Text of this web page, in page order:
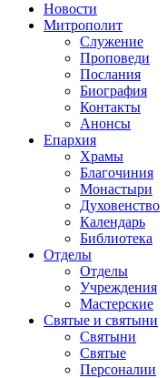
Новости
Митрополит
Служение
Проповеди
Послания
Биография
Контакты
Анонсы
Епархия
Храмы
Благочиния
Монастыри
Духовенство
Календарь
Библиотека
Отделы
Отделы
Учреждения
Мастерские
Святые и святыни
Cвятыни
Cвятые
Персоналии